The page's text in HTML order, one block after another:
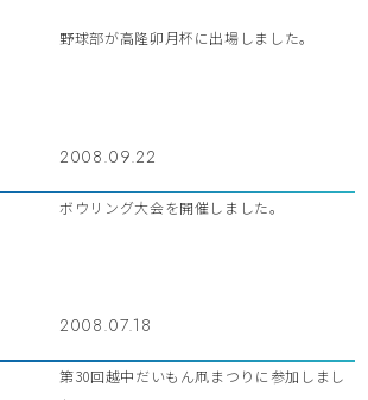
野球部が高隆卯月杯に出場しました。
2008.09.22
ボウリング大会を開催しました。
2008.07.18
第30回越中だいもん凧まつりに参加しまし